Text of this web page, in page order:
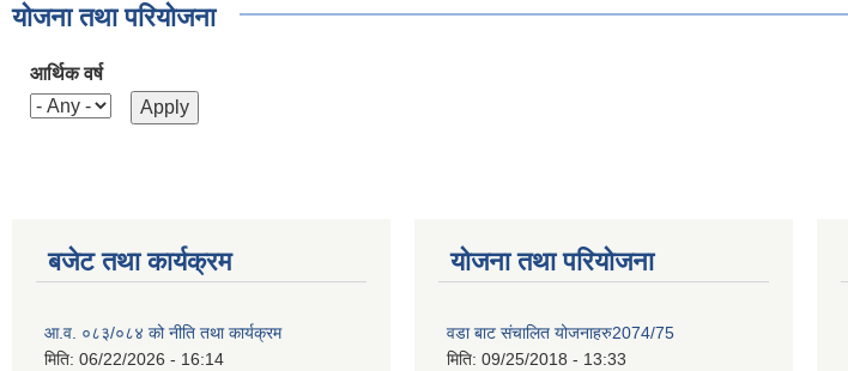
योजना तथा परियोजना
आर्थिक वर्ष
बजेट तथा कार्यक्रम
आ.व. ०८३/०८४ को नीति तथा कार्यक्रम
मिति: 06/22/2026 - 16:14
योजना तथा परियोजना
वडा बाट संचालित योजनाहरु2074/75
मिति: 09/25/2018 - 13:33